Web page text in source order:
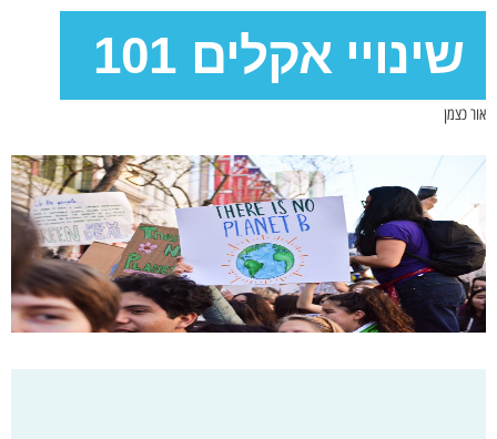
שינויי אקלים 101
אור כצמן